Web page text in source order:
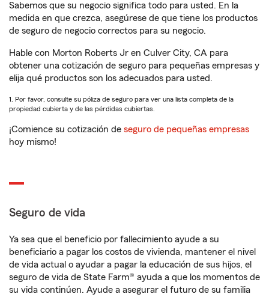
Sabemos que su negocio significa todo para usted. En la
medida en que crezca, asegúrese de que tiene los productos
de seguro de negocio correctos para su negocio.
Hable con Morton Roberts Jr en Culver City, CA para
obtener una cotización de seguro para pequeñas empresas y
elija qué productos son los adecuados para usted.
1. Por favor, consulte su póliza de seguro para ver una lista completa de la
propiedad cubierta y de las pérdidas cubiertas.
¡Comience su cotización de seguro de pequeñas empresas
hoy mismo!
Seguro de vida
Ya sea que el beneficio por fallecimiento ayude a su
beneficiario a pagar los costos de vivienda, mantener el nivel
de vida actual o ayudar a pagar la educación de sus hijos, el
seguro de vida de State Farm® ayuda a que los momentos de
su vida continúen. Ayude a asegurar el futuro de su familia